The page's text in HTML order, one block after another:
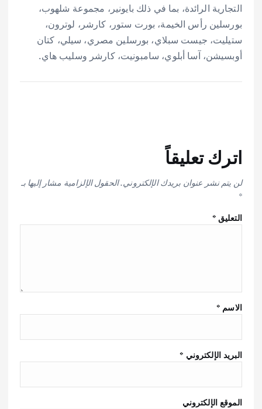
التجارية الرائدة، بما في ذلك بايونير، مجموعة شلهوب،
بورسلين رأس الخيمة، بورت ستور، كارشر، لوترون،
ستيليت، جيست سبلاي، بورسلين مصري، سيلي، كتان
أوبسيشن، آسا أبلوي، سامبونيت، كارشر وسليب هاي.
اترك تعليقاً
لن يتم نشر عنوان بريدك الإلكتروني.الحقول الإلزامية مشار إليها بـ
*
التعليق*
الاسم *
البريد الإلكتروني *
الموقع الإلكتروني